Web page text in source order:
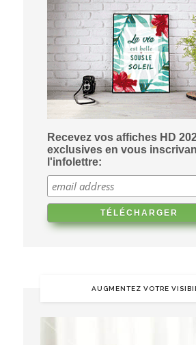
Recevez vos affiches HD
exclusives en vous
l'infolettre:
AUGMENTEZ VOTRE